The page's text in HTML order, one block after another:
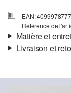
EAN:
Référence de
Matière et
Doublure:
Livraison et
Ta commande